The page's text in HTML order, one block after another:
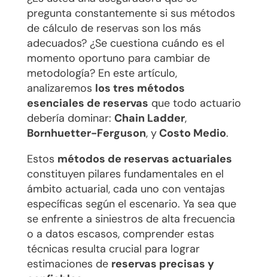
pregunta constantemente si sus métodos
de cálculo de reservas son los más
adecuados? ¿Se cuestiona cuándo es el
momento oportuno para cambiar de
metodología? En este artículo,
analizaremos los tres métodos
esenciales de reservas que todo actuario
debería dominar: Chain Ladder,
Bornhuetter-Ferguson, yCosto Medio.
Estos métodos de reservas actuariales
constituyen pilares fundamentales en el
ámbito actuarial, cada uno con ventajas
específicas según el escenario. Ya sea que
se enfrente a siniestros de alta frecuencia
o a datos escasos, comprender estas
técnicas resulta crucial para lograr
estimaciones de reservas precisas y